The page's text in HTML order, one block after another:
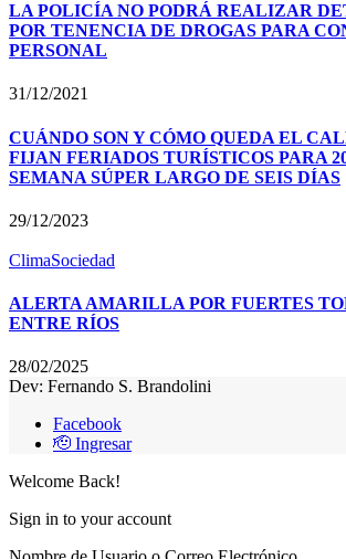
LA POLICÍA NO PODRÁ REALIZAR
POR TENENCIA DE DROGAS PARA
PERSONAL
31/12/2021
CUÁNDO SON Y CÓMO QUEDA EL
FIJAN FERIADOS TURÍSTICOS PARA
SEMANA SÚPER LARGO DE SEIS DÍAS
29/12/2023
ClimaSociedad
ALERTA AMARILLA POR FUERTES
ENTRE RÍOS
28/02/2025
Dev: Fernando S. Brandolini
Facebook
🫡 Ingresar
Welcome Back!
Sign in to your account